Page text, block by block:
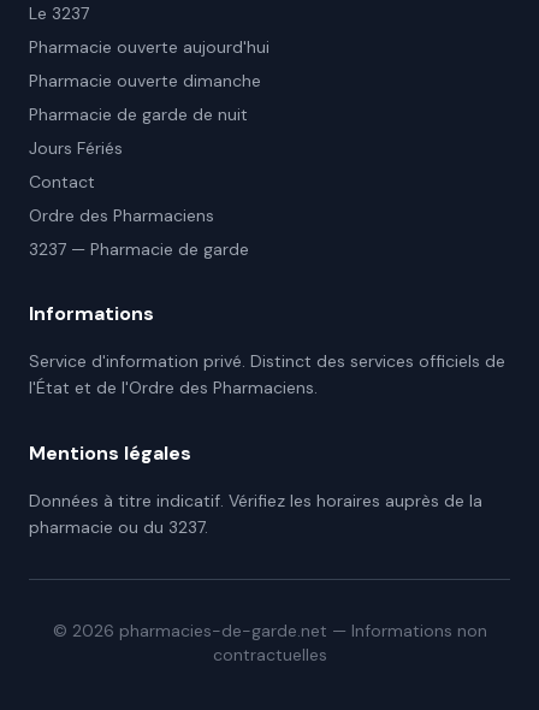
Le 3237
Pharmacie ouverte aujourd'hui
Pharmacie ouverte dimanche
Pharmacie de garde de nuit
Jours Fériés
Contact
Ordre des Pharmaciens
3237 — Pharmacie de garde
Informations
Service d'information privé. Distinct des services officiels de
l'État et de l'Ordre des Pharmaciens.
Mentions légales
Données à titre indicatif. Vérifiez les horaires auprès de la
pharmacie ou du 3237.
© 2026 pharmacies-de-garde.net — Informations non
contractuelles